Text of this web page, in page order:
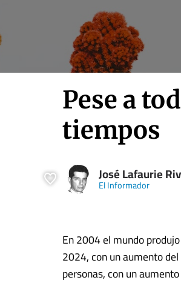
Pese a
tiempos
José Lafaurie
El Informador
En 2004 el mundo
2024, con un aumento
personas, con un